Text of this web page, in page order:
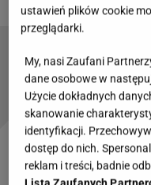
Mazurek wielkanocny -
dodatkiem kremowej
Mazurek
ustawień plików cookie
przeglądarki.
My, nasi Zaufani
dane osobowe w
Użycie dokładnych
skanowanie
identyfikacji.
dostęp do nich.
reklam i treści, badnie